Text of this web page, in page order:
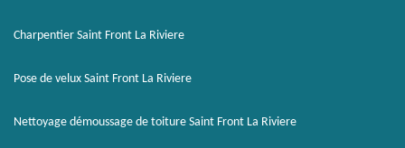
Charpentier Saint Front La Riviere
Pose de velux Saint Front La Riviere
Nettoyage démoussage de toiture Saint Front La Riviere